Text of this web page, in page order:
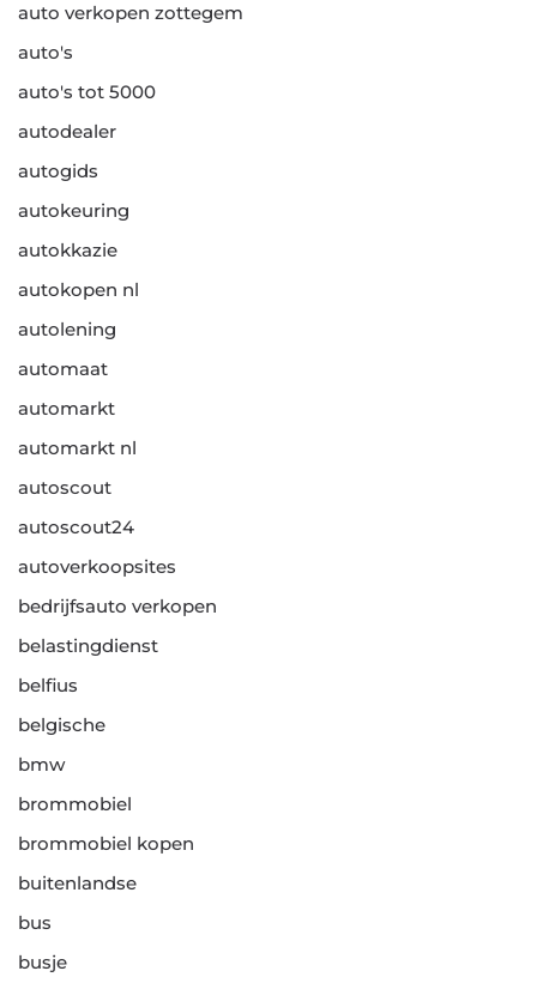
auto verkopen zottegem
auto's
auto's tot 5000
autodealer
autogids
autokeuring
autokkazie
autokopen nl
autolening
automaat
automarkt
automarkt nl
autoscout
autoscout24
autoverkoopsites
bedrijfsauto verkopen
belastingdienst
belfius
belgische
bmw
brommobiel
brommobiel kopen
buitenlandse
bus
busje